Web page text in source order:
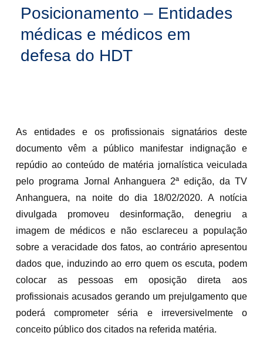
Posicionamento – Entidades
médicas e médicos em
defesa do HDT
As entidades e os profissionais signatários deste
documento vêm a público manifestar indignação e
repúdio ao conteúdo de matéria jornalística veiculada
pelo programa Jornal Anhanguera 2ª edição, da TV
Anhanguera, na noite do dia 18/02/2020. A notícia
divulgada promoveu desinformação, denegriu a
imagem de médicos e não esclareceu a população
sobre a veracidade dos fatos, ao contrário apresentou
dados que, induzindo ao erro quem os escuta, podem
colocar as pessoas em oposição direta aos
profissionais acusados gerando um prejulgamento que
poderá comprometer séria e irreversivelmente o
conceito público dos citados na referida matéria.